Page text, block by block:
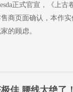
正式官宣，《上
商页面确认，本作
的顾虑。
佳 腰线太绝了